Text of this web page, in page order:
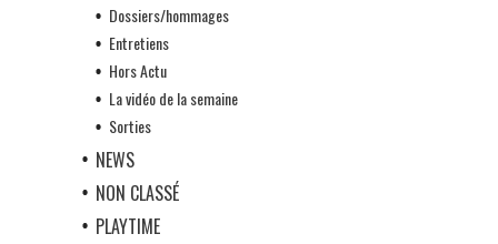
Dossiers/hommages
Entretiens
Hors Actu
La vidéo de la semaine
Sorties
NEWS
NON CLASSÉ
PLAYTIME